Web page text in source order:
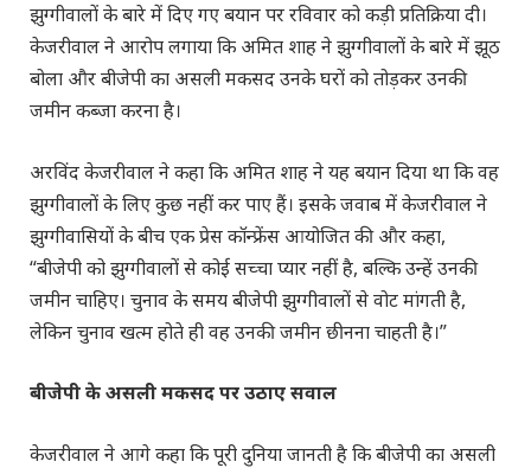
झुग्गीवालों के बारे में दिए गए बयान पर रविवार को कड़ी प्रतिक्रिया दी।
केजरीवाल ने आरोप लगाया कि अमित शाह ने झुग्गीवालों के बारे में झूठ
बोला और बीजेपी का असली मकसद उनके घरों को तोड़कर उनकी
जमीन कब्जा करना है।
अरविंद केजरीवाल ने कहा कि अमित शाह ने यह बयान दिया था कि वह
झुग्गीवालों के लिए कुछ नहीं कर पाए हैं। इसके जवाब में केजरीवाल ने
झुग्गीवासियों के बीच एक प्रेस कॉन्फ्रेंस आयोजित की और कहा,
“बीजेपी को झुग्गीवालों से कोई सच्चा प्यार नहीं है, बल्कि उन्हें उनकी
जमीन चाहिए। चुनाव के समय बीजेपी झुग्गीवालों से वोट मांगती है,
लेकिन चुनाव खत्म होते ही वह उनकी जमीन छीनना चाहती है।”
बीजेपी के असली मकसद पर उठाए सवाल
केजरीवाल ने आगे कहा कि पूरी दुनिया जानती है कि बीजेपी का असली